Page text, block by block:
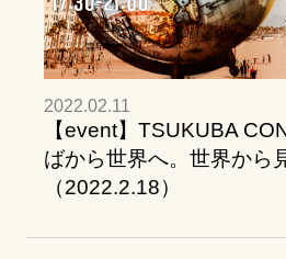
2022.02.11
【event】TSUKUBA
ばから世界へ。世界から
（2022.2.18）